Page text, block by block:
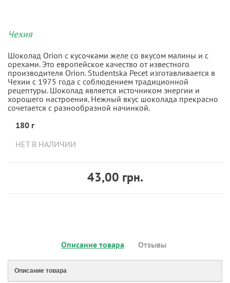
Чехия
Шоколад Orion с кусочками желе со вкусом малины и с
орехами. Это европейское качество от известного
производителя Orion. Studentska Pecet изготавливается в
Чехии с 1975 года с соблюдением традиционной
рецептуры. Шоколад является источником энергии и
хорошего настроения. Нежный вкус шоколада прекрасно
сочетается с разнообразной начинкой.
180 г
НЕТ В НАЛИЧИИ
43,00 грн.
Описание товара Отзывы
Описание товара